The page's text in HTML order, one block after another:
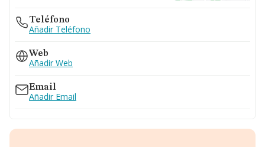
Teléfono
Añadir Teléfono
Web
Añadir Web
Email
Añadir Email